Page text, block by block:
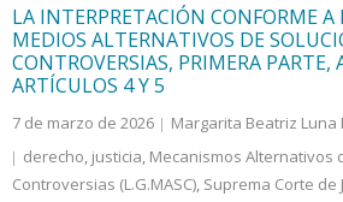
LA INTERPRETACIÓN CONFORME A
MEDIOS ALTERNATIVOS DE
CONTROVERSIAS, PRIMERA PARTE,
ARTÍCULOS 4 Y 5
7 de marzo de 2026 Margarita Beatriz Luna
derecho, justicia, Mecanismos Alternativos
Controversias (L.G.MASC), Suprema Corte de